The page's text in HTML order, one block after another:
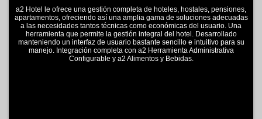
a2 Hotel le ofrece una gestión completa de hoteles, hostales, pensiones,
apartamentos, ofreciendo así una amplia gama de soluciones adecuadas
a las necesidades tantos técnicas como económicas del usuario. Una
herramienta que permite la gestión integral del hotel. Desarrollado
manteniendo un interfaz de usuario bastante sencillo e intuitivo para su
manejo. Integración completa con a2 Herramienta Administrativa
Configurable y a2 Alimentos y Bebidas.